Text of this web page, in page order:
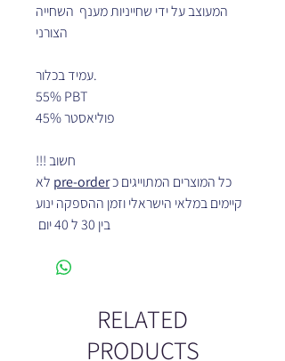
המעוצב על ידי שחייניות מענף השחייה
עמיד בכלור.
55% PBT
45% פוליאסטר
חשוב !!!
כל המוצרים המתוייגים כpre-order לא
קיימים במלאי הישראלי וזמן ההספקה ינוע
בין 30 ל 40 יום
RELATED
PRODUCTS